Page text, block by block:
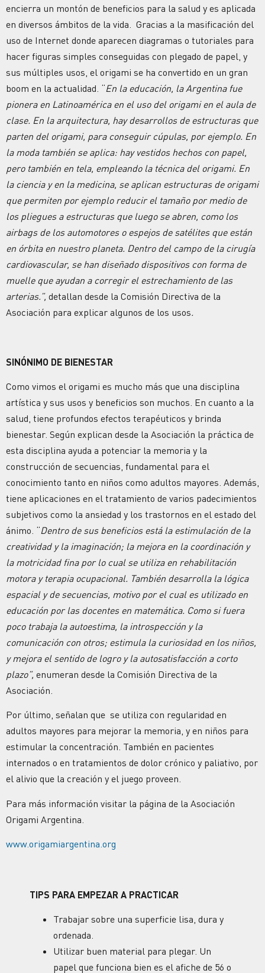
encierra un montón de beneficios para la salud y es aplicada
en diversos ámbitos de la vida. Gracias a la masificación del
uso de Internet donde aparecen diagramas o tutoriales para
hacer figuras simples conseguidas con plegado de papel, y
sus múltiples usos, el origami se ha convertido en un gran
boom en la actualidad. “En la educación, la Argentina fue
pionera en Latinoamérica en el uso del origami en el aula de
clase. En la arquitectura, hay desarrollos de estructuras que
parten del origami, para conseguir cúpulas, por ejemplo. En
la moda también se aplica: hay vestidos hechos con papel,
pero también en tela, empleando la técnica del origami. En
la ciencia y en la medicina, se aplican estructuras de origami
que permiten por ejemplo reducir el tamaño por medio de
los pliegues a estructuras que luego se abren, como los
airbags de los automotores o espejos de satélites que están
en órbita en nuestro planeta. Dentro del campo de la cirugía
cardiovascular, se han diseñado dispositivos con forma de
muelle que ayudan a corregir el estrechamiento de las
arterias.”, detallan desde la Comisión Directiva de la
Asociación para explicar algunos de los usos.
SINÓNIMO DE BIENESTAR
Como vimos el origami es mucho más que una disciplina
artística y sus usos y beneficios son muchos. En cuanto a la
salud, tiene profundos efectos terapéuticos y brinda
bienestar. Según explican desde la Asociación la práctica de
esta disciplina ayuda a potenciar la memoria y la
construcción de secuencias, fundamental para el
conocimiento tanto en niños como adultos mayores. Además,
tiene aplicaciones en el tratamiento de varios padecimientos
subjetivos como la ansiedad y los trastornos en el estado del
ánimo. “Dentro de sus beneficios está la estimulación de la
creatividad y la imaginación; la mejora en la coordinación y
la motricidad fina por lo cual se utiliza en rehabilitación
motora y terapia ocupacional. También desarrolla la lógica
espacial y de secuencias, motivo por el cual es utilizado en
educación por las docentes en matemática. Como si fuera
poco trabaja la autoestima, la introspección y la
comunicación con otros; estimula la curiosidad en los niños,
y mejora el sentido de logro y la autosatisfacción a corto
plazo”, enumeran desde la Comisión Directiva de la
Asociación.
Por último, señalan que se utiliza con regularidad en
adultos mayores para mejorar la memoria, y en niños para
estimular la concentración. También en pacientes
internados o en tratamientos de dolor crónico y paliativo, por
el alivio que la creación y el juego proveen.
Para más información visitar la página de la Asociación
Origami Argentina.
www.origamiargentina.org
TIPS PARA EMPEZAR A PRACTICAR
Trabajar sobre una superficie lisa, dura y
ordenada.
Utilizar buen material para plegar. Un
papel que funciona bien es el afiche de 56 o